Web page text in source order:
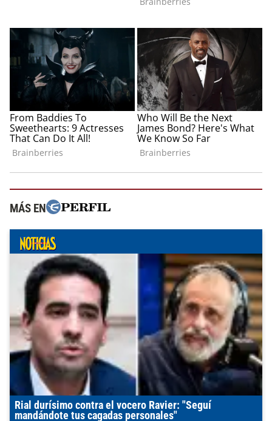
MÁS EN
Rial durísimo contra el vocero Ravier: "Seguí
mandándote tus cagadas personales"